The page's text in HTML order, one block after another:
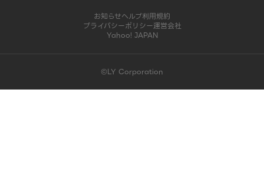
お知らせヘルプ利用規約
プライバシーポリシー運営会社
Yahoo! JAPAN
©LY Corporation
このコンテンツは掲載が終了しました | LINE占い